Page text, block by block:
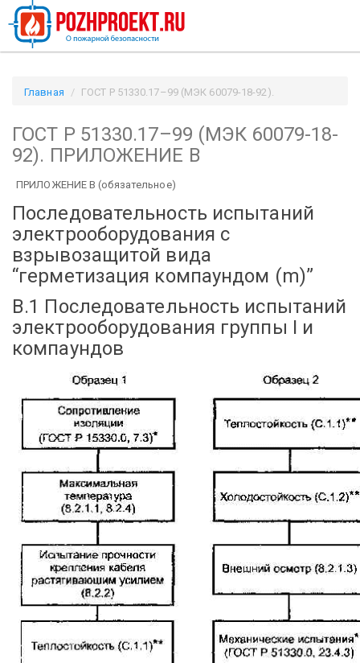
Главная
ГОСТ Р 51330.17–99 (МЭК 60079-18-92).
ГОСТ Р 51330.17–99 (МЭК 60079-18-
92). ПРИЛОЖЕНИЕ В
ПРИЛОЖЕНИЕ В (обязательное)
Последовательность испытаний
электрооборудования с
взрывозащитой вида
“герметизация компаундом (m)”
B.1 Последовательность испытаний
электрооборудования группы I и
компаундов